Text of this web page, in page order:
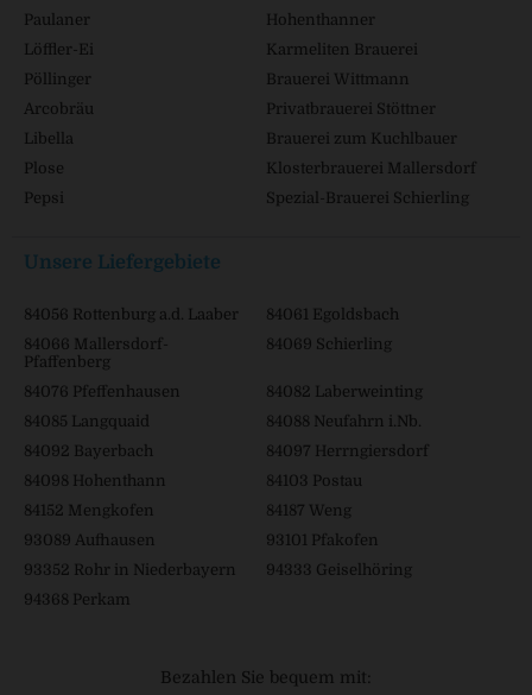
Paulaner
Hohenthanner
Löffler-Ei
Karmeliten Brauerei
Pöllinger
Brauerei Wittmann
Arcobräu
Privatbrauerei Stöttner
Libella
Brauerei zum Kuchlbauer
Plose
Klosterbrauerei Mallersdorf
Pepsi
Spezial-Brauerei Schierling
Unsere Liefergebiete
84056 Rottenburg a.d. Laaber
84061 Egoldsbach
84066 Mallersdorf-
Pfaffenberg
84069 Schierling
84076 Pfeffenhausen
84082 Laberweinting
84085 Langquaid
84088 Neufahrn i.Nb.
84092 Bayerbach
84097 Herrngiersdorf
84098 Hohenthann
84103 Postau
84152 Mengkofen
84187 Weng
93089 Aufhausen
93101 Pfakofen
93352 Rohr in Niederbayern
94333 Geiselhöring
94368 Perkam
Bezahlen Sie bequem mit: